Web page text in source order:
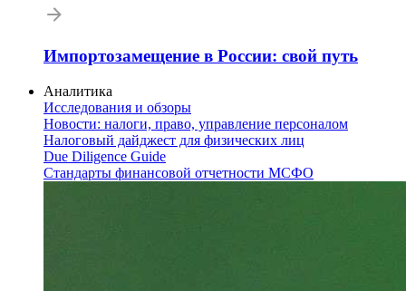
Импортозамещение в России: свой путь
Аналитика
Исследования и обзоры
Новости: налоги, право, управление персоналом
Налоговый дайджест для физических лиц
Due Diligence Guide
Стандарты финансовой отчетности МСФО